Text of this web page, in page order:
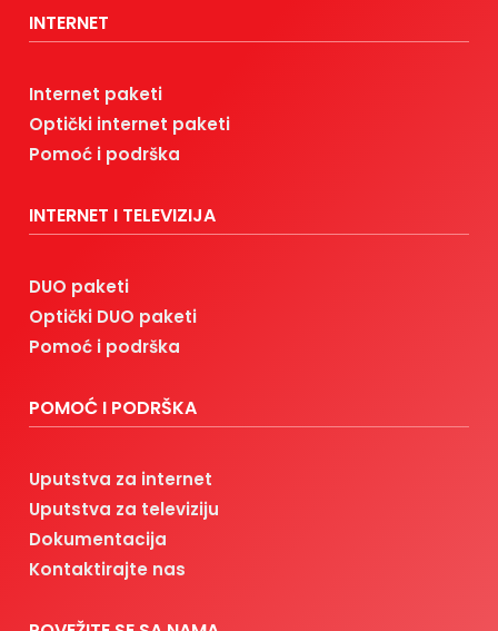
INTERNET
Internet paketi
Optički internet paketi
Pomoć i podrška
INTERNET I TELEVIZIJA
DUO paketi
Optički DUO paketi
Pomoć i podrška
POMOĆ I PODRŠKA
Uputstva za internet
Uputstva za televiziju
Dokumentacija
Kontaktirajte nas